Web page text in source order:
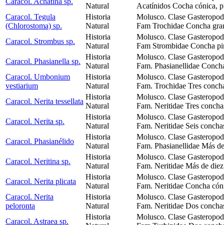
Natural
Acatínidos Cocha cónica,
Caracol. Tegula
(Chlorostoma) sp.
Historia
Natural
Molusco. Clase
Fam Trochidae Concha
Caracol. Strombus sp.
Historia
Natural
Molusco. Clase
Fam Strombidae Concha
Caracol. Phasianella sp.
Historia
Natural
Molusco. Clase
Fam. Phasianellidae
Caracol. Umbonium
vestiarium
Historia
Natural
Molusco. Clase
Fam. Trochidae Tres
Caracol. Nerita tessellata
Historia
Natural
Molusco. Clase
Fam. Neritidae Tres
Caracol. Nerita sp.
Historia
Natural
Molusco. Clase
Fam. Neritidae Seis
Caracol. Phasianélido
Historia
Natural
Molusco. Clase
Fam. Phasianellidae Más
Caracol. Neritina sp.
Historia
Natural
Molusco. Clase
Fam. Neritidae Más de
Caracol. Nerita plicata
Historia
Natural
Molusco. Clase
Fam. Neritidae Concha
Caracol. Nerita
peloronta
Historia
Natural
Molusco. Clase
Fam. Neritidae Dos
Caracol. Astraea sp.
Historia
Molusco. Clase